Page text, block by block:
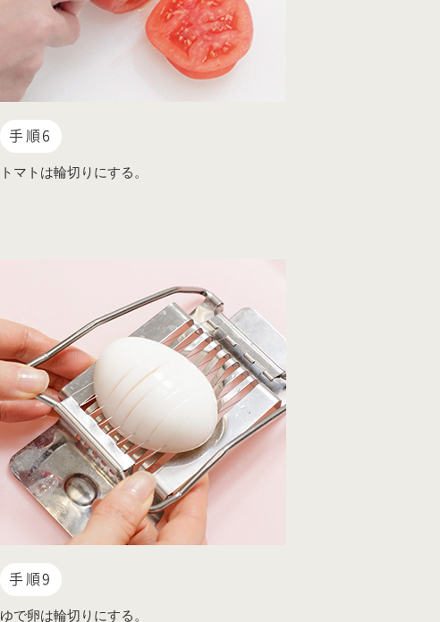
手順6
トマトは輪切りにする。
手順9
ゆで卵は輪切りにする。